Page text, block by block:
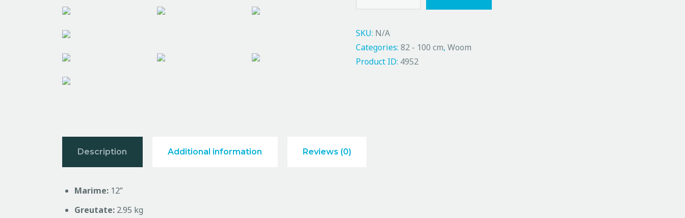
SKU: N/A
Categories: 82 - 100 cm, Woom
Product ID: 4952
Description Additional information Reviews (0)
Marime: 12”
Greutate: 2.95 kg